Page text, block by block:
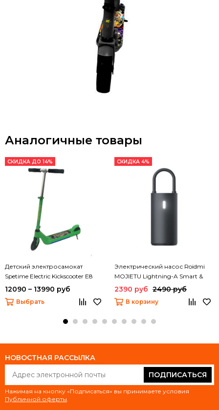
Аналогичные товары
СКИДКА ДО 14%
Детский электросамокат
Spetime Electric Kickscooter E8
12090 – 13990 руб
Выбрать
СКИДКА 4%
Электрический насос Roidmi
MOJIETU Lightning-A Smart &
Portable Tire Inflator (CQB01MC)
2390 руб 2490 руб
В корзину
НОВОСТНАЯ РАССЫЛКА
ПОДПИСАТЬСЯ
Нажимая на кнопку «Подписаться» вы принимаете условия
Публичной оферты.